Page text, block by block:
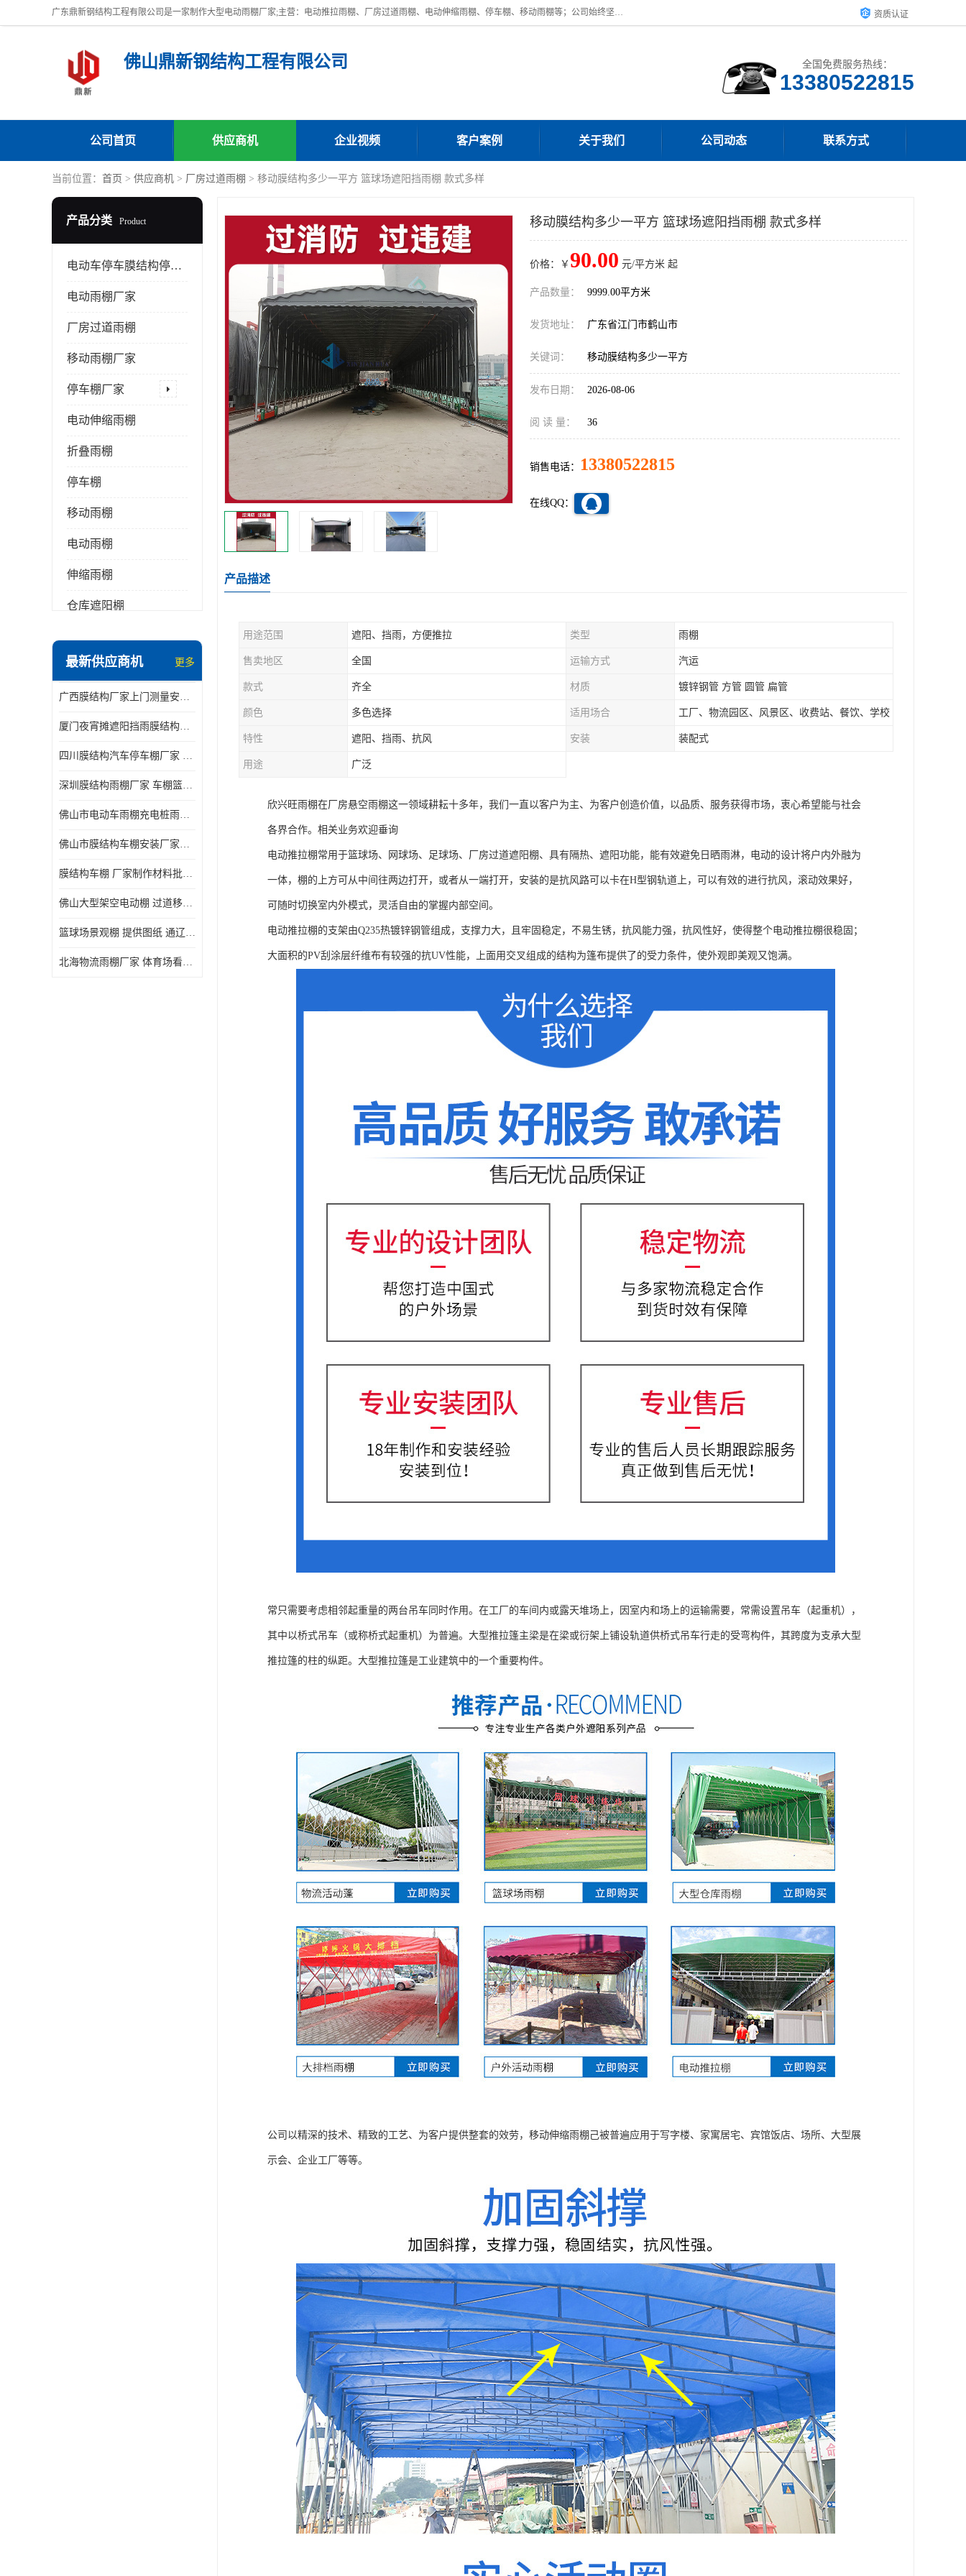
广东鼎新钢结构工程有限公司是一家制作大型电动雨棚厂家;主营：电动推拉雨棚、厂房过道雨棚、电动伸缩雨棚、停车棚、移动雨棚等；公司始终坚持结构创新,品质优越,美观形象,且售后服务好。公司充分吸纳当今休闲用品的前端技术和风格,为您带来质价相宜,时尚典雅的各种户外用品, 资质认证
佛山鼎新钢结构工程有限公司 全国免费服务热线：
13380522815
公司首页 供应商机 企业视频 客户案例 关于我们 公司动态 联系方式
当前位置： 首页 > 供应商机 > 厂房过道雨棚 > 移动膜结构多少一平方 篮球场遮阳挡雨棚 款式多样
产品分类 Product
电动车停车膜结构停车棚
电动雨棚厂家
厂房过道雨棚
移动雨棚厂家
停车棚厂家
电动伸缩雨棚
折叠雨棚
停车棚
移动雨棚
电动雨棚
伸缩雨棚
仓库遮阳棚
电动推拉雨棚
膜结构停景观棚
最新供应商机 更多
广西膜结构厂家上门测量安装发货，厂家发货没有差价
厦门夜宵摊遮阳挡雨膜结构雨棚设计 上门测量 款式多
四川膜结构汽车停车棚厂家 款式多 提供报价
深圳膜结构雨棚厂家 车棚篮球场体育看台 规格多样
佛山市电动车雨棚充电桩雨棚小区电动车棚
佛山市膜结构车棚安装厂家发货安装
膜结构车棚 厂家制作材料批发安装一体式工厂
佛山大型架空电动棚 过道移动雨蓬 屋轨道悬空棚免费测量
篮球场景观棚 提供图纸 通辽膜结构厂家
北海物流雨棚厂家 体育场看台雨棚 价格优惠
移动膜结构多少一平方 篮球场遮阳挡雨棚 款式多样
价格：￥ 90.00 元/平方米 起
产品数量： 9999.00平方米
发货地址： 广东省江门市鹤山市
关键词： 移动膜结构多少一平方
发布日期： 2026-08-06
阅 读 量： 36
销售电话： 13380522815
在线QQ：
产品描述
用途范围 遮阳、挡雨，方便推拉 类型 雨棚
售卖地区 全国 运输方式 汽运
款式 齐全 材质 镀锌钢管 方管 圆管 扁管
颜色 多色选择 适用场合 工厂、物流园区、风景区、收费站、餐饮、学校
特性 遮阳、挡雨、抗风 安装 装配式
用途 广泛
欣兴旺雨棚在厂房悬空雨棚这一领域耕耘十多年，我们一直以客户为主、为客户创造价值，以品质、服务获得市场，衷心希望能与社会
各界合作。相关业务欢迎垂询
电动推拉棚常用于篮球场、网球场、足球场、厂房过道遮阳棚、具有隔热、遮阳功能，能有效避免日晒雨淋，电动的设计将户内外融为
一体，棚的上方可从中间往两边打开，或者从一端打开，安装的是抗风路可以卡在H型钢轨道上，可以有效的进行抗风，滚动效果好，
可随时切换室内外模式，灵活自由的掌握内部空间。
电动推拉棚的支架由Q235热镀锌钢管组成，支撑力大，且牢固稳定，不易生锈，抗风能力强，抗风性好，使得整个电动推拉棚很稳固；
大面积的PV刮涂层纤维布有较强的抗UV性能，上面用交叉组成的结构为篷布提供了的受力条件，使外观即美观又饱满。
常只需要考虑相邻起重量的两台吊车同时作用。在工厂的车间内或露天堆场上，因室内和场上的运输需要，常需设置吊车（起重机），
其中以桥式吊车（或称桥式起重机）为普遍。大型推拉篷主梁是在梁或衍架上铺设轨道供桥式吊车行走的受弯构件，其跨度为支承大型
推拉篷的柱的纵距。大型推拉篷是工业建筑中的一个重要构件。
公司以精深的技术、精致的工艺、为客户提供整套的效劳，移动伸缩雨棚己被普遍应用于写字楼、家寓居宅、宾馆饭店、场所、大型展
示会、企业工厂等等。